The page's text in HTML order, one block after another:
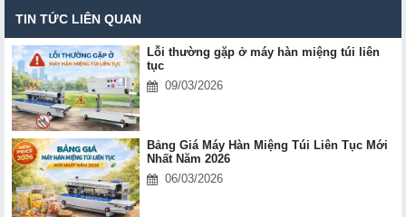
TIN TỨC LIÊN QUAN
Lỗi thường gặp ở máy hàn miệng túi liên
tục
09/03/2026
Bảng Giá Máy Hàn Miệng Túi Liên Tục Mới
Nhất Năm 2026
06/03/2026